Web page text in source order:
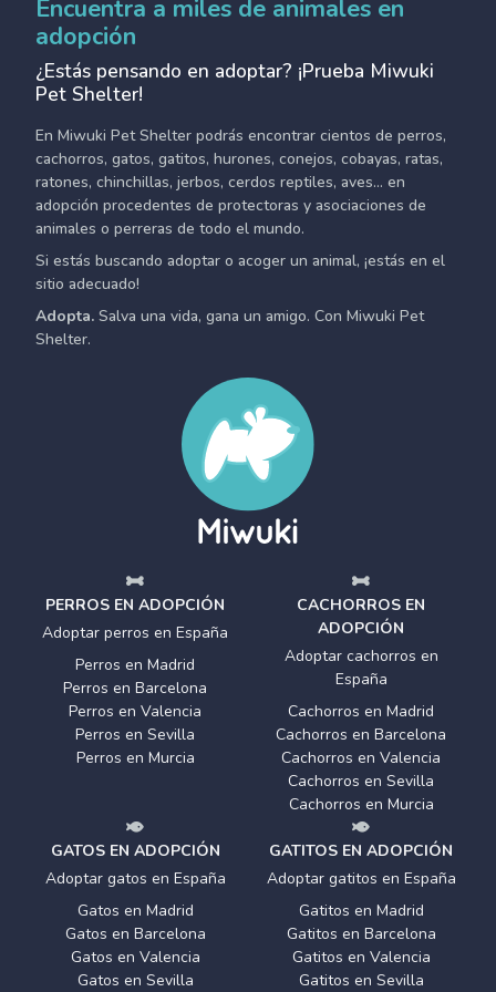
Encuentra a miles de animales en
adopción
¿Estás pensando en adoptar? ¡Prueba Miwuki
Pet Shelter!
En Miwuki Pet Shelter podrás encontrar cientos de perros,
cachorros, gatos, gatitos, hurones, conejos, cobayas, ratas,
ratones, chinchillas, jerbos, cerdos reptiles, aves... en
adopción procedentes de protectoras y asociaciones de
animales o perreras de todo el mundo.
Si estás buscando adoptar o acoger un animal, ¡estás en el
sitio adecuado!
Adopta. Salva una vida, gana un amigo. Con Miwuki Pet
Shelter.
PERROS EN ADOPCIÓN
Adoptar perros en España
Perros en Madrid
Perros en Barcelona
Perros en Valencia
Perros en Sevilla
Perros en Murcia
CACHORROS EN
ADOPCIÓN
Adoptar cachorros en
España
Cachorros en Madrid
Cachorros en Barcelona
Cachorros en Valencia
Cachorros en Sevilla
Cachorros en Murcia
GATOS EN ADOPCIÓN
Adoptar gatos en España
Gatos en Madrid
Gatos en Barcelona
Gatos en Valencia
Gatos en Sevilla
GATITOS EN ADOPCIÓN
Adoptar gatitos en España
Gatitos en Madrid
Gatitos en Barcelona
Gatitos en Valencia
Gatitos en Sevilla